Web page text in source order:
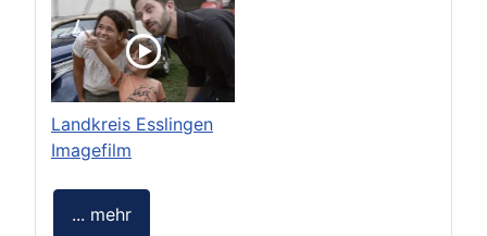
Landkreis Esslingen
Imagefilm
... mehr